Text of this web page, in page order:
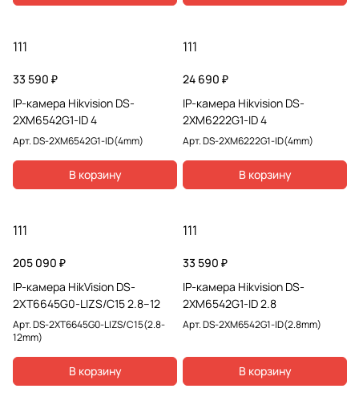
111
33 590 ₽
IP-камера Hikvision DS-
2XM6542G1-ID 4
Арт.DS-2XM6542G1-ID(4mm)
В корзину
111
24 690 ₽
IP-камера Hikvision DS-
2XM6222G1-ID 4
Арт.DS-2XM6222G1-ID(4mm)
В корзину
111
205 090 ₽
IP-камера HikVision DS-
2XT6645G0-LIZS/C15 2.8–12
Арт.DS-2XT6645G0-LIZS/C15(2.8-
12mm)
В корзину
111
33 590 ₽
IP-камера Hikvision DS-
2XM6542G1-ID 2.8
Арт.DS-2XM6542G1-ID(2.8mm)
В корзину